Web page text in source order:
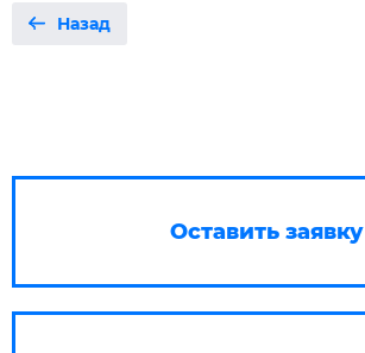
Назад
Оставить заявку